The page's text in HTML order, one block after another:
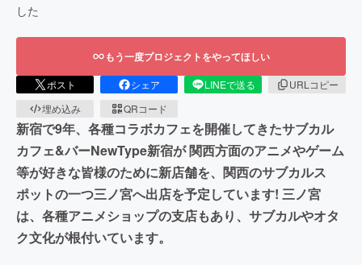
した
もう一度プロジェクトをやってほしい
ポスト シェア LINEで送る
URLコピー
埋め込み
QRコード
新宿で9年、各種コラボカフェを開催してきたサブカル
カフェ&バーNewType新宿が 関西方面のアニメやゲーム
等が好きな皆様のために新店舗を、関西のサブカルス
ポットの一つ三ノ宮へ出店を予定しています! 三ノ宮
は、各種アニメショップの支店もあり、サブカルやオタ
ク文化が根付いています。